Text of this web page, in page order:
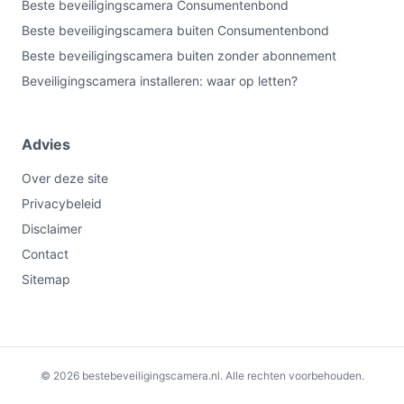
met 2K-beeld en kleurennachtzicht. Niet ideaal als jouw
zoninstraling en de MicroSD-capaciteit. Belangrijkste
check: bevestig dat locatie en opslagopties passen bij
Bekijk varianten en actuele prijzen op
bestebeveiligingscamera.nl voordat je kiest.
€89,00 Bekijk op bol.com Bekijk op Coolblue
Beste beveiligingscamera Consumentenbond
Beste beveiligingscamera buiten Consumentenbond
Beste beveiligingscamera buiten zonder abonnement
Beveiligingscamera installeren: waar op letten?
Advies
Over deze site
Privacybeleid
Disclaimer
Contact
Sitemap
© 2026 bestebeveiligingscamera.nl. Alle rechten voorbehouden.